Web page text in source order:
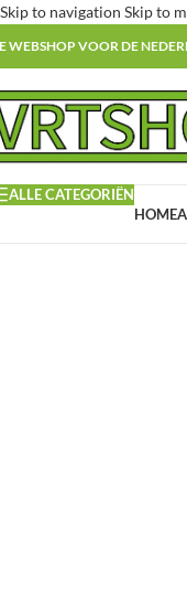
Skip to navigation Skip to
WEBSHOP VOOR DE
ALLE CATEGORIËN
HOME